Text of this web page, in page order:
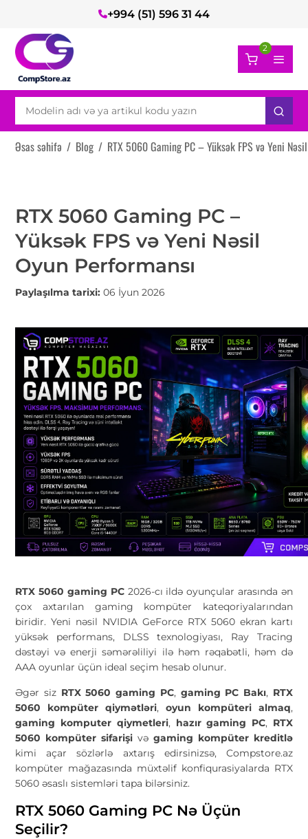
+994 (51) 596 31 44
2
Əsas səhifə / Blog / RTX 5060 Gaming PC – Yüksək FPS və Yeni
RTX 5060 Gaming PC –
Yüksək FPS və Yeni Nəsil
Oyun Performansı
Paylaşılma tarixi:06 İyun 2026
RTX 5060 gaming PC2026-cı ildə oyunçular arasında ən
çox axtarılan gaming kompüter kateqoriyalarından
biridir. Yeni nəsil NVIDIA GeForce RTX 5060 ekran kartı
yüksək performans, DLSS texnologiyası, Ray Tracing
dəstəyi və enerji səmərəliliyi ilə həm rəqabətli, həm də
AAA oyunlar üçün ideal seçim hesab olunur.
Əgər siz RTX 5060 gaming PC, gaming PC Bakı, RTX
5060 kompüter qiymətləri, oyun kompüteri almaq,
gaming komputer qiymetleri, hazır gaming PC, RTX
5060 kompüter sifarişi və gaming kompüter kreditlə
kimi açar sözlərlə axtarış edirsinizsə, Compstore.az
kompüter mağazasında müxtəlif konfiqurasiyalarda RTX
5060 əsaslı sistemləri tapa bilərsiniz.
RTX 5060 Gaming PC Nə Üçün
Seçilir?